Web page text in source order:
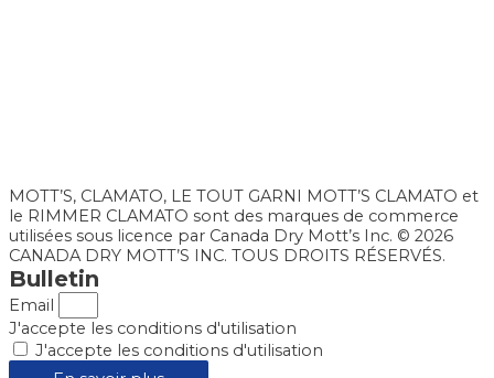
MOTT’S, CLAMATO, LE TOUT GARNI MOTT’S CLAMATO et
le RIMMER CLAMATO sont des marques de commerce
utilisées sous licence par Canada Dry Mott’s Inc. © 2026
CANADA DRY MOTT’S INC. TOUS DROITS RÉSERVÉS.
Bulletin
Email
J'accepte les conditions d'utilisation
J'accepte les conditions d'utilisation